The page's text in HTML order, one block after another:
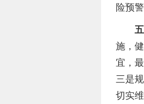
险预
五
施，
宜，
三是
切实